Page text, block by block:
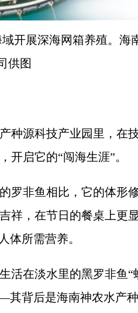
开展深海网箱养殖。海
供图
源科技产业园里，在
开启它的“闯海生涯”。
非鱼相比，它的体形修
祥，在节日的餐桌上更显
体所需营养。
在淡水里的黑罗非鱼“
其背后是海南神农水产